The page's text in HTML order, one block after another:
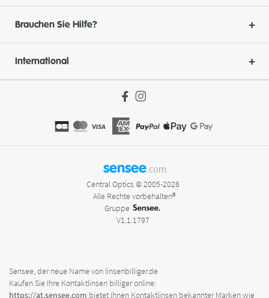
Brauchen Sie Hilfe?
International
sensee.com
Central Optics © 2005-2026
Alle Rechte vorbehalten®
Gruppe
V1.1.1797
Sensee, der neue Name von linsenbilliger.de
Kaufen Sie Ihre Kontaktlinsen billiger online:
https://at.sensee.com bietet Ihnen Kontaktlinsen bekannter Marken wie